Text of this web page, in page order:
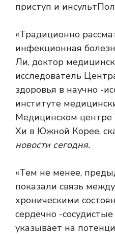
приступ и инсульт
«Традиционно
инфекционная
Ли, доктор
исследователь
здоровья в научно -
институте
Медицинском центре
Хи в Южной Корее,
новости сегодня.
«Тем не менее,
показали связь
хроническими
сердечно -
указывает на